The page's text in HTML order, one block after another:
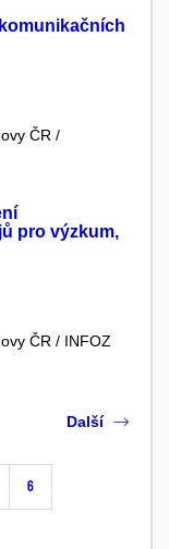
ČR /
pro výzkum,
ČR / INFOZ
6
Další